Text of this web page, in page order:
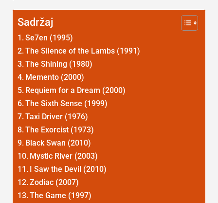
Sadržaj
Se7en (1995)
The Silence of the Lambs (1991)
The Shining (1980)
Memento (2000)
Requiem for a Dream (2000)
The Sixth Sense (1999)
Taxi Driver (1976)
The Exorcist (1973)
Black Swan (2010)
Mystic River (2003)
I Saw the Devil (2010)
Zodiac (2007)
The Game (1997)